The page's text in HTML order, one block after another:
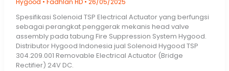
Hygood • Fadhlan HD • 26/05/2025
Spesifikasi Solenoid TSP Electrical Actuator yang berfungsi
sebagai perangkat penggerak mekanis head valve
assembly pada tabung Fire Suppression System Hygood.
Distributor Hygood Indonesia jual Solenoid Hygood TSP
304.209.001 Removable Electrical Actuator (Bridge
Rectifier) 24V DC.